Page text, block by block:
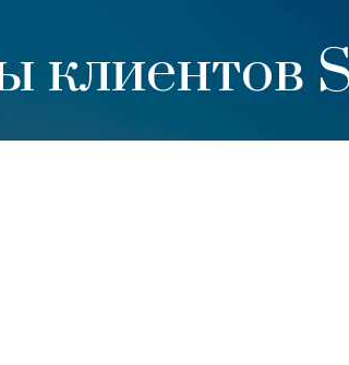
клиентов